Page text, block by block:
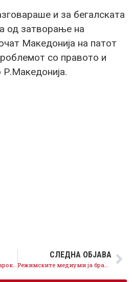
и за бегалската
од затворање на
Македонија на патот
со правото и
СЛЕДНА ОБЈАВА